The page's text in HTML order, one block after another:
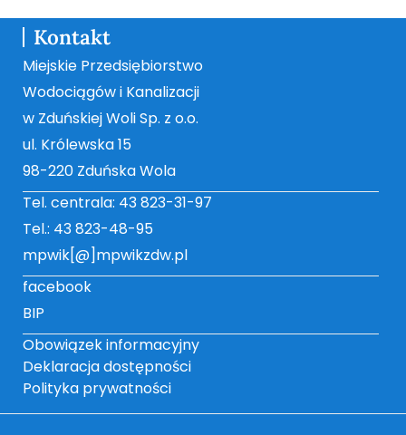
Kontakt
Miejskie Przedsiębiorstwo
Wodociągów i Kanalizacji
w Zduńskiej Woli Sp. z o.o.
ul. Królewska 15
98-220 Zduńska Wola
Tel. centrala: 43 823-31-97
Tel.: 43 823-48-95
mpwik[@]mpwikzdw.pl
facebook
BIP
Obowiązek informacyjny
Deklaracja dostępności
Polityka prywatności